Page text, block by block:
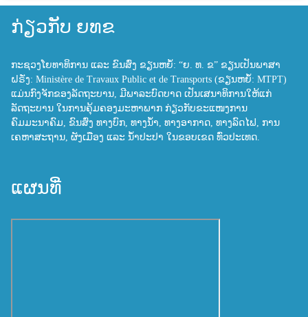
ກ່ຽວກັບ ຍທຂ
ກະຊວງໂຍທາທິການ ແລະ ຂົນສົ່ງ ຂຽນຫຍໍ້: “ຍ. ທ. ຂ” ຂຽນເປັນພາສາ
ຝຣັ່ງ: Ministère de Travaux Public et de Transports (ຂຽນຫຍໍ້: MTPT)
ແມ່ນກົງຈັກຂອງລັດຖະບານ, ມີພາລະບົດບາດ ເປັນເສນາທິການໃຫ້ແກ່
ລັດຖະບານ ໃນການຄຸ້ມຄອງມະຫາພາກ ກ່ຽວກັບຂະແໜງການ
ຄົມມະນາຄົມ, ຂົນສົ່ງ ທາງບົກ, ທາງນ້ຳ, ທາງອາກາດ, ທາງລົດໄຟ, ການ
ເຄຫາສະຖານ, ຜັງເມືອງ ແລະ ນ້ຳປະປາ ໃນຂອບເຂດ ທົ່ວປະເທດ.
ແຜນທີ່